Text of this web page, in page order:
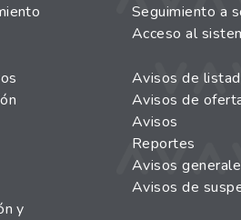
y
Seguimiento a
Acceso al
Avisos de
Avisos de
Avisos
Reportes
Avisos
Avisos de